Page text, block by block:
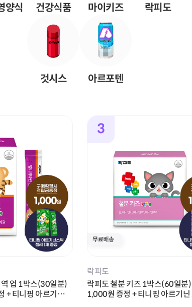
양식 건강식품 마이키즈 락피도
것시스 아르포텐
닌 부스터 1박스(10
정
3
스포식스
뉴케어 스포식스 에너지 젤 복숭
(8포) + 적립금 1,000원 증정